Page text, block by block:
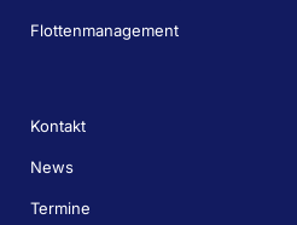
Flottenmanagement
Kontakt
News
Termine